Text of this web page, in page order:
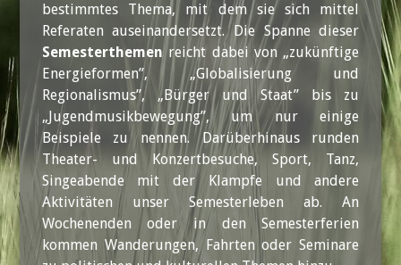
bestimmtes Thema, mit dem sie sich mittel
Referaten auseinandersetzt. Die Spanne dieser
Semesterthemenreicht dabei von „zukünftige
Energieformen”, „Globalisierung und
Regionalismus”, „Bürger und Staat” bis zu
„Jugendmusikbewegung”, um nur einige
Beispiele zu nennen. Darüberhinaus runden
Theater- und Konzertbesuche, Sport, Tanz,
Singeabende mit der Klampfe und andere
Aktivitäten unser Semesterleben ab. An
Wochenenden oder in den Semesterferien
kommen Wanderungen, Fahrten oder Seminare